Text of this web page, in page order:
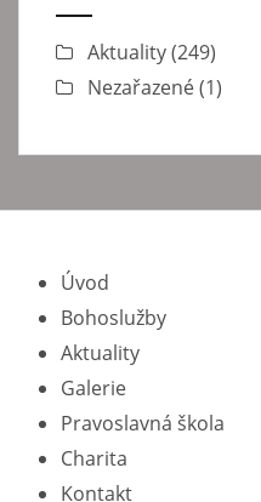
Aktuality(249)
Nezařazené(1)
Úvod
Bohoslužby
Aktuality
Galerie
Pravoslavná škola
Charita
Kontakt